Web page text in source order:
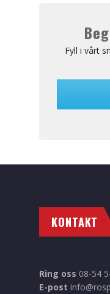
Allmänna
Fyll i vårt
KONTAKT
Ring oss 08-54
E-post